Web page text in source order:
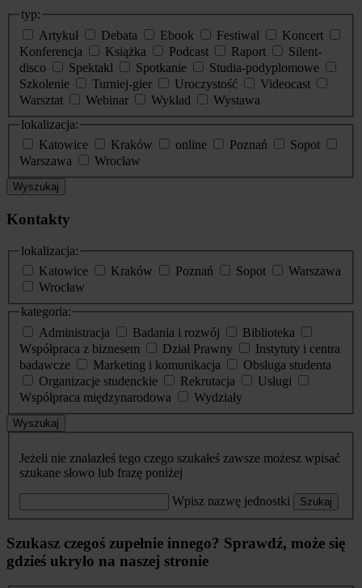
typ:
Artykuł
Debata Ebook Festiwal
Koncert
Konferencja
Książka Podcast Raport
Silent-
disco
Spektakl Spotkanie
Studia-podyplomowe
Szkolenie
Turniej-gier Uroczystość
Videocast
Warsztat
Webinar Wykład
Wystawa
lokalizacja:
Katowice
Kraków online Poznań
Sopot
Warszawa
Wrocław
Wyszukaj
Kontakty
lokalizacja:
Katowice
Kraków Poznań Sopot
Warszawa
Wrocław
kategoria:
Administracja
Badania i rozwój
Biblioteka
Współpraca z biznesem
Dział Prawny
Instytuty i centra
badawcze
Marketing i komunikacja
Obsługa studenta
Organizacje studenckie
Rekrutacja
Usługi
Współpraca międzynarodowa
Wydziały
Wyszukaj
Jeżeli nie znalazłeś tego czego szukałeś zawsze możesz wpisać
szukane słowo lub frazę poniżej
Wpisz nazwę jednostki Szukaj
Szukasz czegoś zupełnie innego? Sprawdź, może się
gdzieś ukryło na naszej stronie